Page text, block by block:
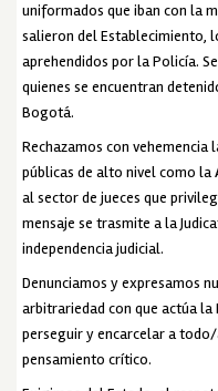
uniformados que iban con la
salieron del Establecimiento,
aprehendidos por la Policía.
quienes se encuentran
Bogotá.
Rechazamos con vehemencia
públicas de alto nivel como la
al sector de jueces que
mensaje se trasmite a la
independencia judicial.
Denunciamos y expresamos
arbitrariedad con que actúa la
perseguir y encarcelar a
pensamiento crítico.